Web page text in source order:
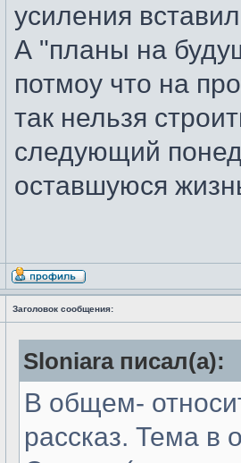
усиления
А "планы на
потмоу что на
так нельзя
следующий
оставшуюся
Заголовок сообщения:
Sloniara писал(а):
В общем-
рассказ. Тема в